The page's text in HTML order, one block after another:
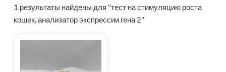
1 результаты найдены для "тест на стимуляцию роста
кошек, анализатор экспрессии гена 2"